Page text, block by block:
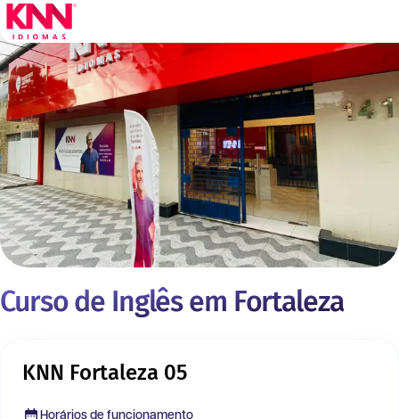
Curso de Inglês em Fortaleza
KNN Fortaleza 05
Horários de funcionamento